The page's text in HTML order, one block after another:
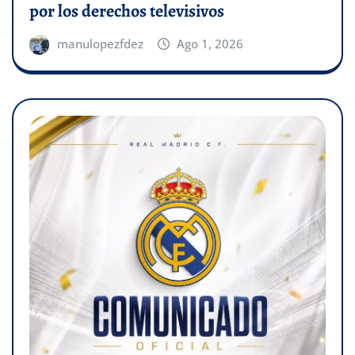
por los derechos televisivos
manulopezfdez Ago 1, 2026